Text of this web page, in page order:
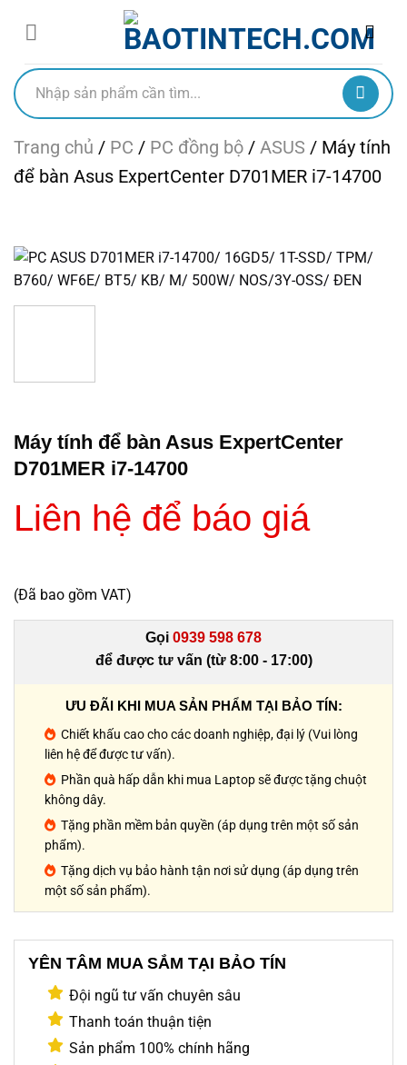
dungTìm
kiếm:
Trang chủ / PC / PC đồng bộ / ASUS / Máy tính
để bàn Asus ExpertCenter D701MER i7-14700
Máy tính để bàn Asus ExpertCenter
D701MER i7-14700
Liên hệ để báo giá
(Đã bao gồm VAT)
Gọi 0939 598 678
để được tư vấn (từ 8:00 - 17:00)
ƯU ĐÃI KHI MUA SẢN PHẨM TẠI BẢO TÍN:
Chiết khấu cao cho các doanh nghiệp, đại lý (Vui lòng
liên hệ để được tư vấn).
Phần quà hấp dẫn khi mua Laptop sẽ được tặng chuột
không dây.
Tặng phần mềm bản quyền (áp dụng trên một số sản
phẩm).
Tặng dịch vụ bảo hành tận nơi sử dụng (áp dụng trên
một số sản phẩm).
YÊN TÂM MUA SẮM TẠI BẢO TÍN
Đội ngũ tư vấn chuyên sâu
Thanh toán thuận tiện
Sản phẩm 100% chính hãng